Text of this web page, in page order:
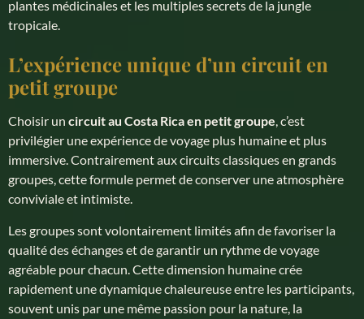
plantes médicinales et les multiples secrets de la jungle
tropicale.
L’expérience unique d’un circuit en
petit groupe
Choisir un circuit au Costa Rica en petit groupe, c’est
privilégier une expérience de voyage plus humaine et plus
immersive. Contrairement aux circuits classiques en grands
groupes, cette formule permet de conserver une atmosphère
conviviale et intimiste.
Les groupes sont volontairement limités afin de favoriser la
qualité des échanges et de garantir un rythme de voyage
agréable pour chacun. Cette dimension humaine crée
rapidement une dynamique chaleureuse entre les participants,
souvent unis par une même passion pour la nature, la